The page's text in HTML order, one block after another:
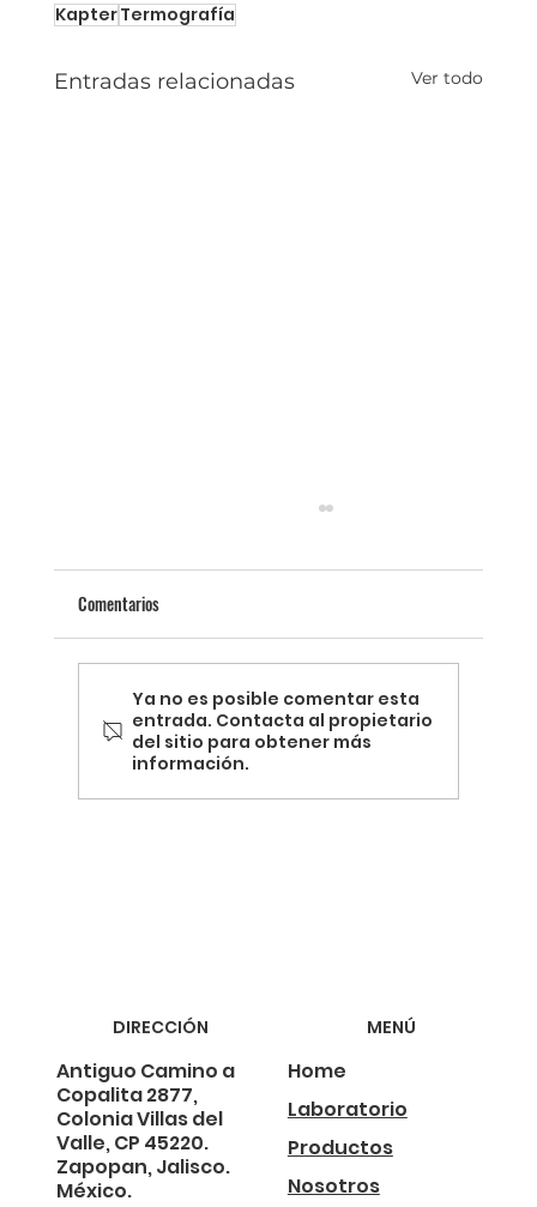
KapterTermografía
Entradas relacionadas Ver todo
Comentarios
Ya no es posible comentar esta
entrada. Contacta al propietario
del sitio para obtener más
información.
DIRECCIÓN
Antiguo Camino a
Copalita 2877,
Colonia Villas del
Valle, CP 45220.
Zapopan, Jalisco.
México.
MENÚ
Home
Nosotros
Laboratorio
Productos